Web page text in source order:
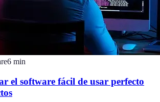
6 min
el software fácil de usar perfecto